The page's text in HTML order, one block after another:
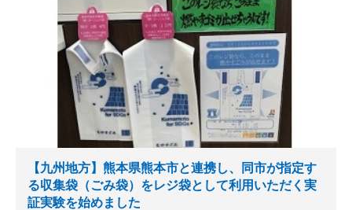
【九州地方】熊本県熊本市と連携し、同市が指定す
る収集袋（ごみ袋）をレジ袋として利用いただく実
証実験を始めました